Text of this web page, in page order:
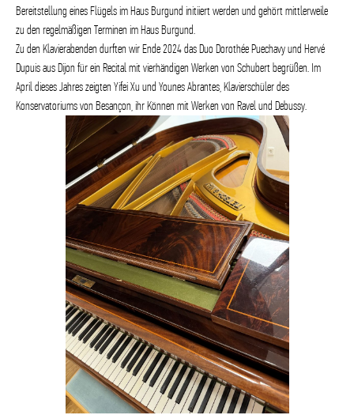
Bereitstellung eines Flügels im Haus Burgund initiiert werden und gehört mittlerweile
zu den regelmäßigen Terminen im Haus Burgund.
Zu den Klavierabenden durften wir Ende 2024 das Duo Dorothée Puechavy und Hervé
Dupuis aus Dijon für ein Recital mit vierhändigen Werken von Schubert begrüßen. Im
April dieses Jahres zeigten Yifei Xu und Younes Abrantes, Klavierschüler des
Konservatoriums von Besançon, ihr Können mit Werken von Ravel und Debussy.